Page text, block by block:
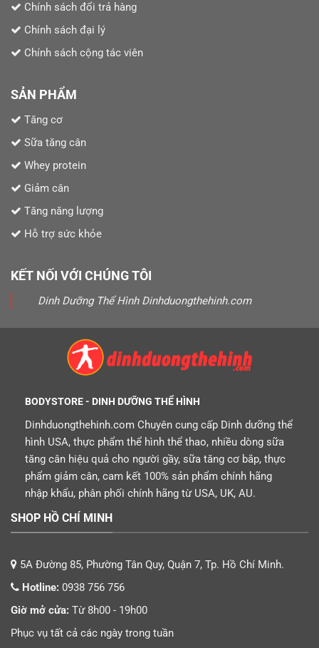
Chính sách đổi trả hàng
Chính sách đại lý
Chính sách cộng tác viên
SẢN PHẨM
Tăng cơ
Sữa tăng cân
Whey protein
Giảm cân
Tăng năng lượng
Hỗ trợ sức khỏe
KẾT NỐI VỚI CHÚNG TÔI
Dinh Dưỡng Thể Hình Dinhduongthehinh.com
BODYSTORE - DINH DƯỠNG THỂ HÌNH
Dinhduongthehinh.com Chuyên cung cấp Dinh dưỡng thể
hình USA, thực phẩm thể hình thể thao, nhiều dòng sữa
tăng cân hiệu quả cho người gầy, sữa tăng cơ bắp, thực
phẩm giảm cân, cam kết 100% sản phẩm chính hãng
nhập khẩu, phân phối chính hãng từ USA, UK, AU.
SHOP HỒ CHÍ MINH
5A Đường 85, Phường Tân Quy, Quận 7, Tp. Hồ Chí Minh.
Hotline: 0938 756 756
Giờ mở cửa: Từ 8h00 - 19h00
Phục vụ tất cả các ngày trong tuần